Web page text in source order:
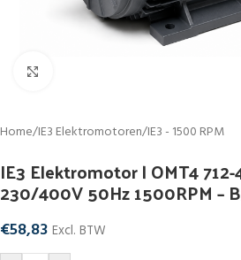
Home/IE3 Elektromotoren/IE3 - 1500 RPM
IE3 Elektromotor | OMT4
230/400V 50Hz 1500RPM –
€58,83 Excl. BTW